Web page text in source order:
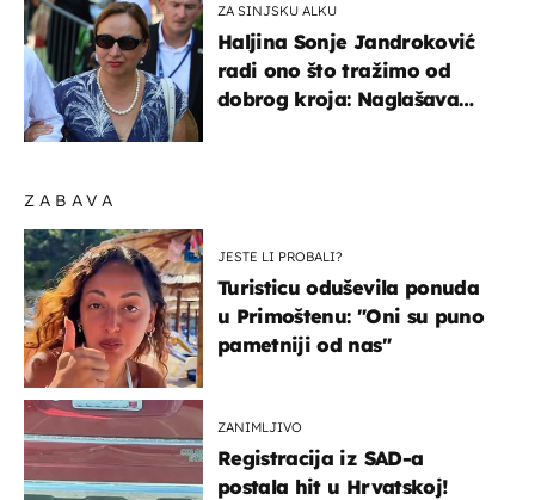
ZABAVA
JESTE LI PROBALI?
Turisticu oduševila ponuda
u Primoštenu: "Oni su puno
pametniji od nas"
ZANIMLJIVO
Registracija iz SAD-a
postala hit u Hrvatskoj!
ZA SINJSKU ALKU
Haljina Sonje Jandroković
radi ono što tražimo od
dobrog kroja: Naglašava